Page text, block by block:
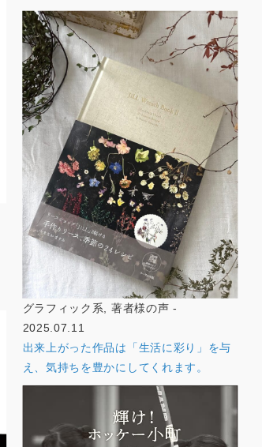
グラフィック系, 著者様の声 -
2025.07.11
出来上がった作品は「生活に彩り」を与
え、気持ちを豊かにしてくれます。